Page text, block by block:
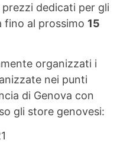
dedicati per gli
fino al prossimo 15
organizzati i
nei punti
di Genova con
gli store genovesi: